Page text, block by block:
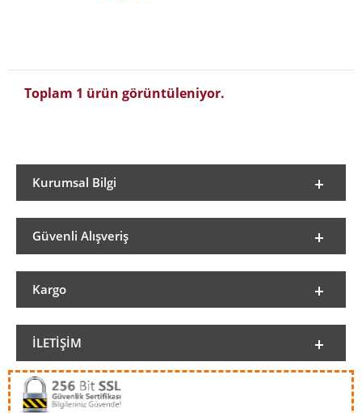
Toplam 1 ürün görüntüleniyor.
Kurumsal Bilgi
Güvenli Alışveriş
Kargo
İLETIŞIM